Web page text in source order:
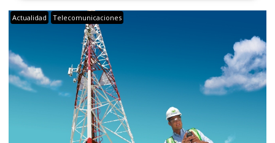
Actualidad Telecomunicaciones